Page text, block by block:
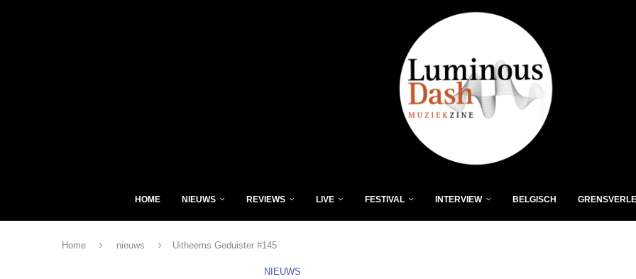
HOME NIEUWS REVIEWS LIVE FESTIVAL INTERVIEW BELGISCH
Home nieuws Uitheems Geduister #145
NIEUWS